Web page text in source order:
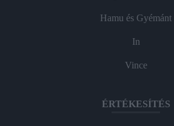
Hamu és Gyémánt
In
Vince
ÉRTÉKESÍTÉS